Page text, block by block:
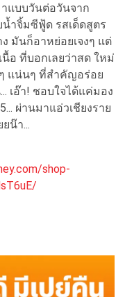
แบบวันต่อวันจาก
ำจิ้มซีฟู้ด รสเด็ดสูตร
มันก็อาหย่อยเจงๆ แต่
อ ที่บอกเลยว่าสด ใหม่
แน่นๆ ที่สำคัญอร่อย
เอ๊า! ชอบใจได้แค่มอง
ผ่านมาแอ่วเชียงราย
น๊า...
shop-